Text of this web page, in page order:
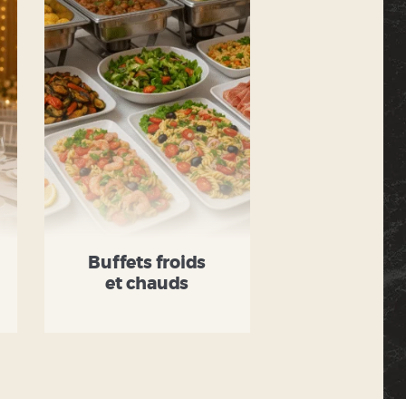
Buffets froids
et chauds